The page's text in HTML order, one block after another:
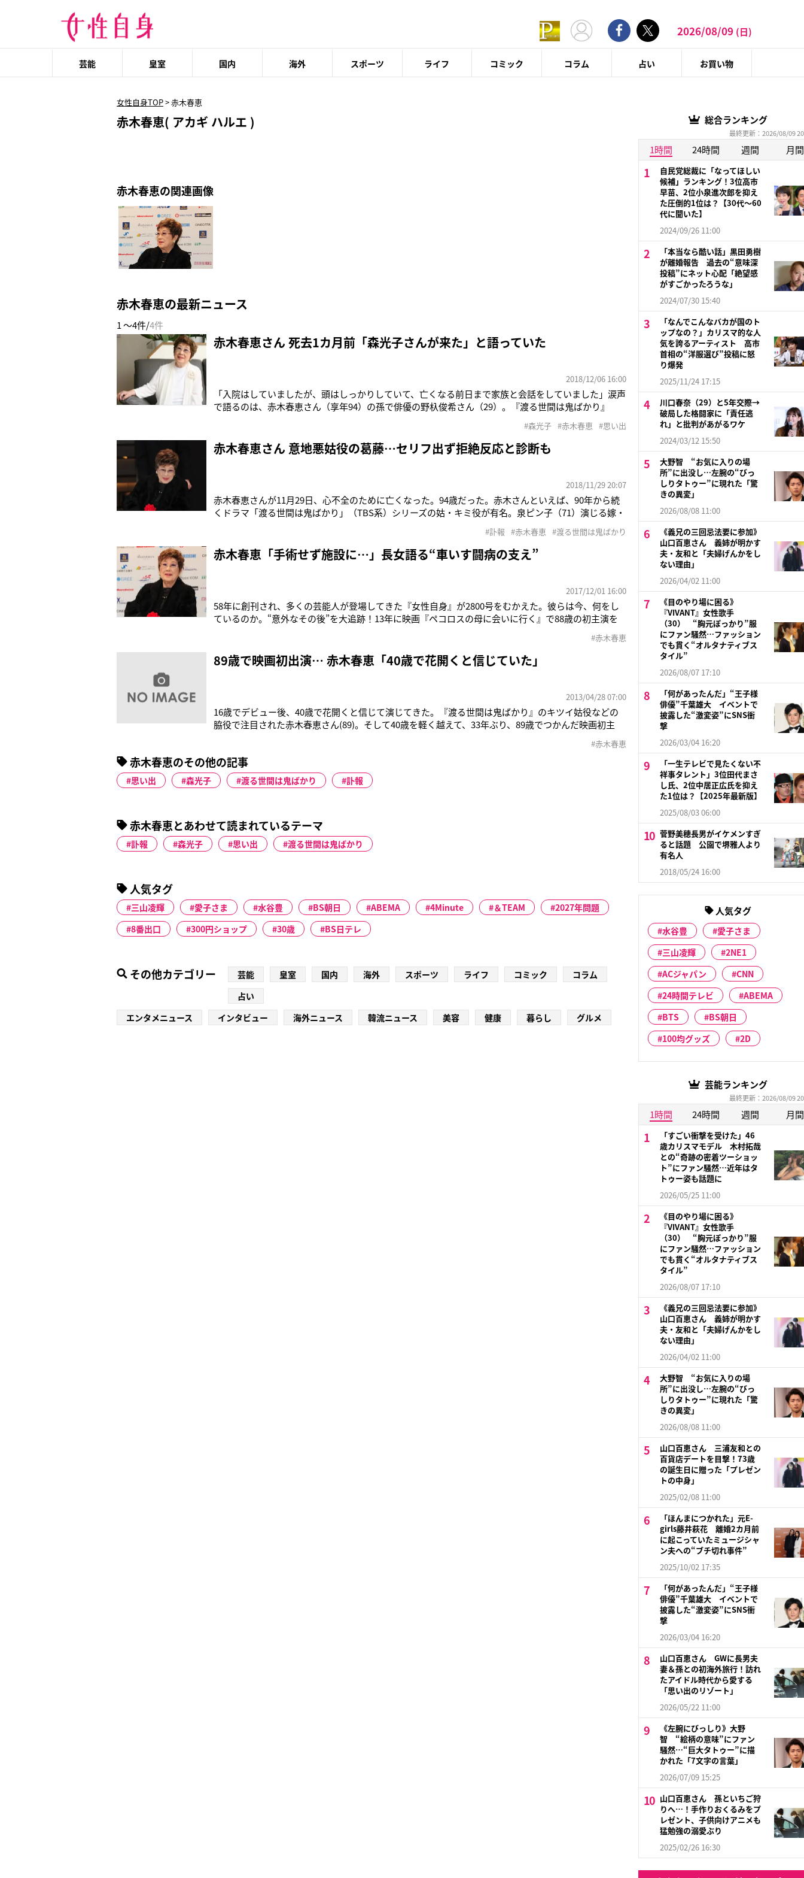
2026/08/09 (日)
芸能 皇室 国内 海外 スポーツ ライフ コミック コラム 占い お買い物
女性自身TOP>赤木春恵
赤木春恵( アカギ ハルエ )
赤木春恵の関連画像
赤木春恵の最新ニュース
1 ～4件/4件
赤木春恵さん 死去1カ月前「森光子さんが来た」と語っていた
2018/12/06 16:00
「入院はしていましたが、頭はしっかりしていて、亡くなる前日まで家族と会話をしていました」涙声
で語るのは、赤木春恵さん（享年94）の孫で俳優の野杁俊希さん（29）。『渡る世間は鬼ばかり』
ほど前から徐々に体力が低下し、最期は眠るように旅立ったという。生前の赤木さんが“私の宝物”と呼
んでいた俊希さんは言う。
#森光子 #赤木春恵 #思い出
赤木春恵さん 意地悪姑役の葛藤…セリフ出ず拒絶反応と診断も
2018/11/29 20:07
赤木春恵さんが11月29日、心不全のために亡くなった。94歳だった。赤木さんといえば、90年から続
くドラマ「渡る世間は鬼ばかり」（TBS系）シリーズの姑・キミ役が有名。泉ピン子（71）演じる嫁・
ミとは真逆のおっとりとした優しい性格。そのため当初キミを演じることに抵抗があったと、01年9月
本誌に明かしていた。
#訃報 #赤木春恵 #渡る世間は鬼ばかり
赤木春恵「手術せず施設に…」長女語る“車いす闘病の支え”
2017/12/01 16:00
58年に創刊され、多くの芸能人が登場してきた『女性自身』が2800号をむかえた。彼らは今、何をし
ているのか。“意外なその後”を大追跡！13年に映画『ペコロスの母に会いに行く』で88歳の初主演を
大腿骨を骨折し、手術でしか治らないと言われたのですが、高齢なので手術しませんでした。現在は車
椅子生活で、施設に入っ
#赤木春恵
89歳で映画初出演… 赤木春恵「40歳で花開くと信じていた」
2013/04/28 07:00
16歳でデビュー後、40歳で花開くと信じて演じてきた。『渡る世間は鬼ばかり』のキツイ姑役などの
脇役で注目された赤木春恵さん(89)。そして40歳を軽く越えて、33年ぶり、89歳でつかんだ映画初主
の介助を受けながら、赤木さんは車椅子で前を向いて歩み続ける。「母のトラヨは80歳を過ぎて関節
リウマチにかかり、転ん
#赤木春恵
赤木春恵のその他の記事
思い出 森光子 渡る世間は鬼ばかり 訃報
赤木春恵とあわせて読まれているテーマ
訃報 森光子 思い出 渡る世間は鬼ばかり
人気タグ
三山凌輝 愛子さま 水谷豊 BS朝日 ABEMA 4Minute ＆TEAM
2027年問題
8番出口
300円ショップ 30歳 BS日テレ
その他カテゴリー 芸能 皇室 国内 海外 スポーツ ライフ コミック
コラム
占い
エンタメニュース
インタビュー 海外ニュース 韓流ニュース 美容 健康 暮らし グルメ
総合ランキング
最終更新：2026/08/09
1時間 24時間 週間 月間
自民党総裁に「なってほしい
候補」ランキング！3位高市
早苗、2位小泉進次郎を抑え
た圧倒的1位は？【30代〜60
代に聞いた】
2024/09/26 11:00
「本当なら酷い話」黒田勇樹
が離婚報告 過去の“意味深
投稿”にネット心配「絶望感
がすごかったろうな」
2024/07/30 15:40
「なんでこんなバカが国のト
ップなの？」カリスマ的な人
気を誇るアーティスト 高市
首相の“洋服選び”投稿に怒
り爆発
2025/11/24 17:15
川口春奈（29）と5年交際→
破局した格闘家に「責任逃
れ」と批判があがるワケ
2024/03/12 15:50
大野智 “お気に入りの場
所”に出没し…左腕の“びっ
しりタトゥー”に現れた「驚
きの異変」
2026/08/08 11:00
《義兄の三回忌法要に参加》
山口百恵さん 義姉が明かす
夫・友和と「夫婦げんかをし
ない理由」
2026/04/02 11:00
《目のやり場に困る》
『VIVANT』女性歌手
（30） “胸元ぽっかり”服
にファン騒然…ファッション
でも貫く“オルタナティブス
タイル”
2026/08/07 17:10
「何があったんだ」“王子様
俳優”千葉雄大 イベントで
披露した“激変姿”にSNS衝
撃
2026/03/04 16:20
「一生テレビで見たくない不
祥事タレント」3位田代まさ
し氏、2位中居正広氏を抑え
た1位は？【2025年最新版】
2025/08/03 06:00
菅野美穂長男がイケメンすぎ
ると話題 公園で堺雅人より
有名人
2018/05/24 16:00
人気タグ
水谷豊
愛子さま
三山凌輝
2NE1
ACジャパン
CNN
24時間テレビ
ABEMA
BTS
BS朝日
100均グッズ
2D
芸能ランキング
最終更新：2026/08/09
1時間 24時間 週間 月間
「すごい衝撃を受けた」46
歳カリスマモデル 木村拓哉
との“奇跡の密着ツーショッ
ト”にファン騒然…近年はタ
トゥー姿も話題に
2026/05/25 11:00
《目のやり場に困る》
『VIVANT』女性歌手
（30） “胸元ぽっかり”服
にファン騒然…ファッション
でも貫く“オルタナティブス
タイル”
2026/08/07 17:10
《義兄の三回忌法要に参加》
山口百恵さん 義姉が明かす
夫・友和と「夫婦げんかをし
ない理由」
2026/04/02 11:00
大野智 “お気に入りの場
所”に出没し…左腕の“びっ
しりタトゥー”に現れた「驚
きの異変」
2026/08/08 11:00
山口百恵さん 三浦友和との
百貨店デートを目撃！73歳
の誕生日に贈った「プレゼン
トの中身」
2025/02/08 11:00
「ほんまにつかれた」元E-
girls藤井萩花 離婚2カ月前
に起こっていたミュージシャ
ン夫への“ブチ切れ事件”
2025/10/02 17:35
「何があったんだ」“王子様
俳優”千葉雄大 イベントで
披露した“激変姿”にSNS衝
撃
2026/03/04 16:20
山口百恵さん GWに長男夫
妻＆孫との初海外旅行！訪れ
たアイドル時代から愛する
「思い出のリゾート」
2026/05/22 11:00
《左腕にびっしり》大野
智 “絵柄の意味”にファン
騒然…“巨大タトゥー”に描
かれた「7文字の言葉」
2026/07/09 15:25
山口百恵さん 孫といちご狩
りへ…！手作りおくるみをプ
レゼント、子供向けアニメも
猛勉強の溺愛ぶり
2025/02/26 16:30